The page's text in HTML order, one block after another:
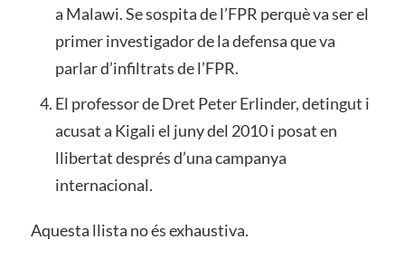
a Malawi. Se sospita de l’FPR perquè va ser el
primer investigador de la defensa que va
parlar d’infiltrats de l’FPR.
El professor de Dret Peter Erlinder, detingut i
acusat a Kigali el juny del 2010 i posat en
llibertat després d’una campanya
internacional.
Aquesta llista no és exhaustiva.